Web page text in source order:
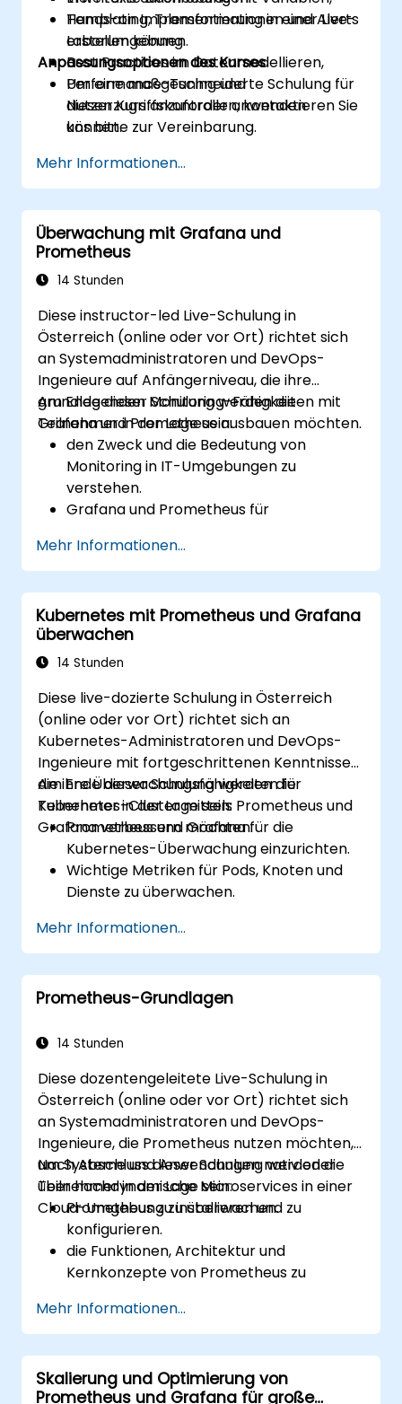
Templating, Transformationen und Alerts
erstellen können.
Best Practices im Datenmodellieren,
Performance-Tuning und
Nutzerzugriffskontrolle anwenden
können.
Hands-on Implementierung in einer Live-
Laborumgebung.
Anpassungsoptionen des Kurses
Um eine maßgeschneiderte Schulung für
diesen Kurs anzufordern, kontaktieren Sie
uns bitte zur Vereinbarung.
Mehr Informationen...
Überwachung mit Grafana und
Prometheus
14 Stunden
Diese instructor-led Live-Schulung in
Österreich (online oder vor Ort) richtet sich
an Systemadministratoren und DevOps-
Ingenieure auf Anfängerniveau, die ihre
grundlegenden Monitoring-Fähigkeiten mit
Grafana und Prometheus ausbauen möchten.
Am Ende dieser Schulung werden die
Teilnehmer in der Lage sein:
den Zweck und die Bedeutung von
Monitoring in IT-Umgebungen zu
verstehen.
Grafana und Prometheus für
installieren und zu konfigurieren.
einfache Dashboards und Alerts zu
erstellen, um die Systemleistung sichtbar
darzustellen.
Best Practices für das Monitoring der
Systemverfügbarkeit und -leistung
Mehr Informationen...
Kubernetes mit Prometheus und Grafana
überwachen
14 Stunden
Diese live-dozierte Schulung in Österreich
(online oder vor Ort) richtet sich an
Kubernetes-Administratoren und DevOps-
Ingenieure mit fortgeschrittenen Kenntnissen,
die ihre Überwachungsfähigkeiten für
Kubernetes-Cluster mittels Prometheus und
Grafana verbessern möchten.
Am Ende dieser Schulung werden die
Teilnehmer in der Lage sein:
Prometheus und Grafana für die
Kubernetes-Überwachung einzurichten.
Wichtige Metriken für Pods, Knoten und
Dienste zu überwachen.
Visualisierung der Cluster-Gesundheit und
-Leistung zu erstellen.
Alarmierungsstrategien für proaktives
Issue-Management umzusetzen.
Überwachungslösungen in Kubernetes-
Mehr Informationen...
Prometheus-Grundlagen
14 Stunden
Diese dozentengeleitete Live-Schulung in
Österreich (online oder vor Ort) richtet sich
an Systemadministratoren und DevOps-
Ingenieure, die Prometheus nutzen möchten,
um Systeme und Anwendungen nativ oder
über hochdynamische Microservices in einer
Cloud-Umgebung zu überwachen.
Nach Abschluss dieser Schulung werden die
Teilnehmer in der Lage sein:
Prometheus zu installieren und zu
konfigurieren.
die Funktionen, Architektur und
Kernkonzepte von Prometheus zu
zu lernen, wie Daten mit PromQL
abgefragt werden.
Visualisierungen und Dashboards mit
Grafana zu erstellen.
Mehr Informationen...
Skalierung und Optimierung von
Prometheus und Grafana für große